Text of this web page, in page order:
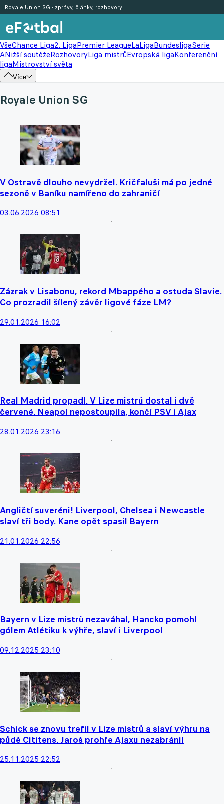
VšeChance Liga2. LigaPremier LeagueLaLigaBundesligaSerie
ANižší soutěžeRozhovoryLiga mistrůEvropská ligaKonferenční
ligaMistrovství světa
Více
Royale Union SG - zprávy, články, rozhovory
Royale Union SG
V Ostravě dlouho nevydržel. Kričfaluši má po jedné
sezoně v Baníku namířeno do zahraničí
03.06.2026 08:51
Zázrak v Lisabonu, rekord Mbappého a ostuda Slavie.
Co prozradil šílený závěr ligové fáze LM?
29.01.2026 16:02
Real Madrid propadl. V Lize mistrů dostal i dvě
červené. Neapol nepostoupila, končí PSV i Ajax
28.01.2026 23:16
Angličtí suveréni! Liverpool, Chelsea i Newcastle
slaví tři body. Kane opět spasil Bayern
21.01.2026 22:56
Bayern v Lize mistrů nezaváhal, Hancko pomohl
gólem Atlétiku k výhře, slaví i Liverpool
09.12.2025 23:10
Schick se znovu trefil v Lize mistrů a slaví výhru na
půdě Cititens. Jaroš prohře Ajaxu nezabránil
25.11.2025 22:52